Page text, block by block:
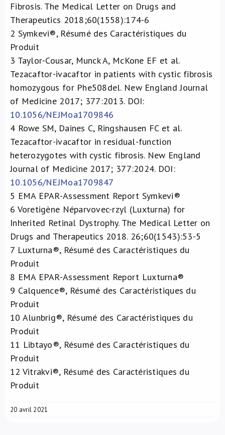
Fibrosis. The Medical Letter on Drugs and
Therapeutics 2018;60(1558):174-6
2 Symkevi®, Résumé des Caractéristiques du
Produit
3 Taylor-Cousar, Munck A, McKone EF et al.
Tezacaftor-ivacaftor in patients with cystic fibrosis
homozygous for Phe508del. New England Journal
of Medicine 2017; 377:2013. DOI:
10.1056/NEJMoa1709846
4 Rowe SM, Daines C, Ringshausen FC et al.
Tezacaftor-ivacaftor in residual-function
heterozygotes with cystic fibrosis. New England
Journal of Medicine 2017; 377:2024. DOI:
10.1056/NEJMoa1709847
5 EMA EPAR-Assessment Report Symkevi®
6 Voretigène Néparvovec-rzyl (Luxturna) for
Inherited Retinal Dystrophy. The Medical Letter on
Drugs and Therapeutics 2018. 26;60(1543):53-5
7 Luxturna®, Résumé des Caractéristiques du
Produit
8 EMA EPAR-Assessment Report Luxturna®
9 Calquence®, Résumé des Caractéristiques du
Produit
10 Alunbrig®, Résumé des Caractéristiques du
Produit
11 Libtayo®, Résumé des Caractéristiques du
Produit
12 Vitrakvi®, Résumé des Caractéristiques du
Produit
20 avril 2021